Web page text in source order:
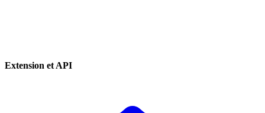
Extension et API